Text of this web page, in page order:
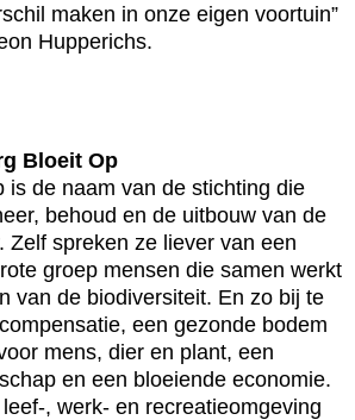
maken in onze eigen voortuin”
Hupperichs.
Bloeit Op
is de naam van de stichting die
behoud en de uitbouw van de
Zelf spreken ze liever van een
groep mensen die samen werkt
van de biodiversiteit. En zo bij te
een gezonde bodem
mens, dier en plant, een
en een bloeiende economie.
, werk- en recreatieomgeving